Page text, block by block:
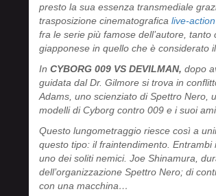
presto la sua essenza transmediale
trasposizione cinematografica live-action
fra le serie più famose dell’autore,
giapponese in quello che è considerato
In CYBORG 009 VS DEVILMAN, dopo
guidata dal Dr. Gilmore si trova in
Adams, uno scienziato di Spettro Nero,
modelli di Cyborg contro 009 e i suoi
Questo lungometraggio riesce così a
questo tipo: il fraintendimento. Entrambi
uno dei soliti nemici. Joe Shinamura,
dell’organizzazione Spettro Nero; di
con una macchina…